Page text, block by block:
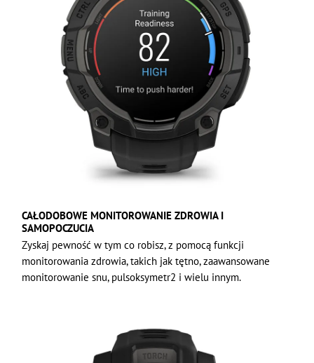
CAŁODOBOWE MONITOROWANIE ZDROWIA I
SAMOPOCZUCIA
Zyskaj pewność w tym co robisz, z pomocą funkcji
monitorowania zdrowia, takich jak tętno, zaawansowane
monitorowanie snu, pulsoksymetr2 i wielu innym.